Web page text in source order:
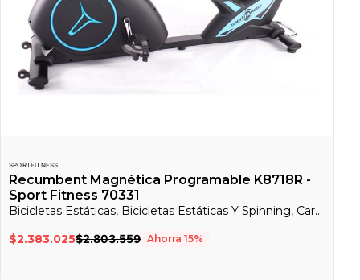
SPORTFITNESS
Recumbent Magnética Programable K8718R -
Sport Fitness 70331
Bicicletas Estáticas, Bicicletas Estáticas Y Spinning, Cardio
$2.383.025$2.803.559 Ahorra 15%